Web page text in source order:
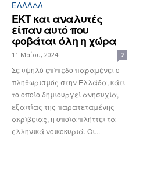
ΕΛΛΆΔΑ
ΕΚΤ και αναλυτές
είπαν αυτό που
φοβάται όλη η χώρα
11 Μαΐου, 2024 2
Σε υψηλό επίπεδο παραμένει ο
πληθωρισμός στην Ελλάδα, κάτι
το οποίο δημιουργεί ανησυχία,
εξαιτίας της παρατεταμένης
ακρίβειας, η οποία πλήττει τα
ελληνικά νοικοκυριά. Οι...